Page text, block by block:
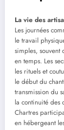
La vie des
Les journées
le travail
simples,
en temps. Les
les rituels et
le début du
transmission du
la continuité des
Chartres
en hébergeant